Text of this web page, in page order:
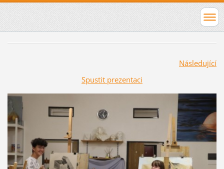
Následující
Spustit prezentaci